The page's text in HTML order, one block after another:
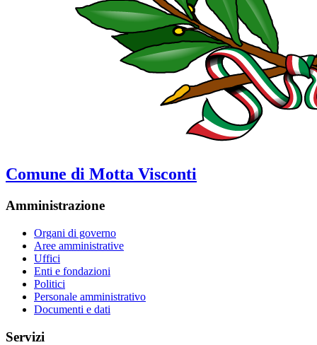
Comune di Motta Visconti
Amministrazione
Organi di governo
Aree amministrative
Uffici
Enti e fondazioni
Politici
Personale amministrativo
Documenti e dati
Servizi